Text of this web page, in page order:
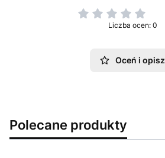
Liczba ocen: 0
Oceń i opisz
Polecane produkty